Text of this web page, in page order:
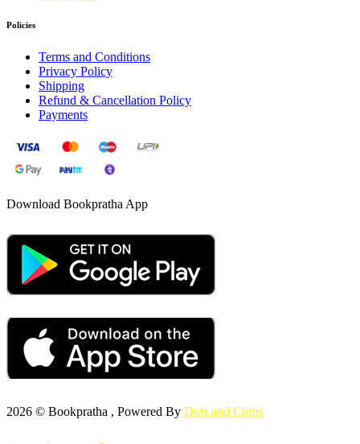
Policies
Terms and Conditions
Privacy Policy
Shipping
Refund & Cancellation Policy
Payments
Download Bookpratha App
2026 © Bookpratha , Powered By Dots and Coms